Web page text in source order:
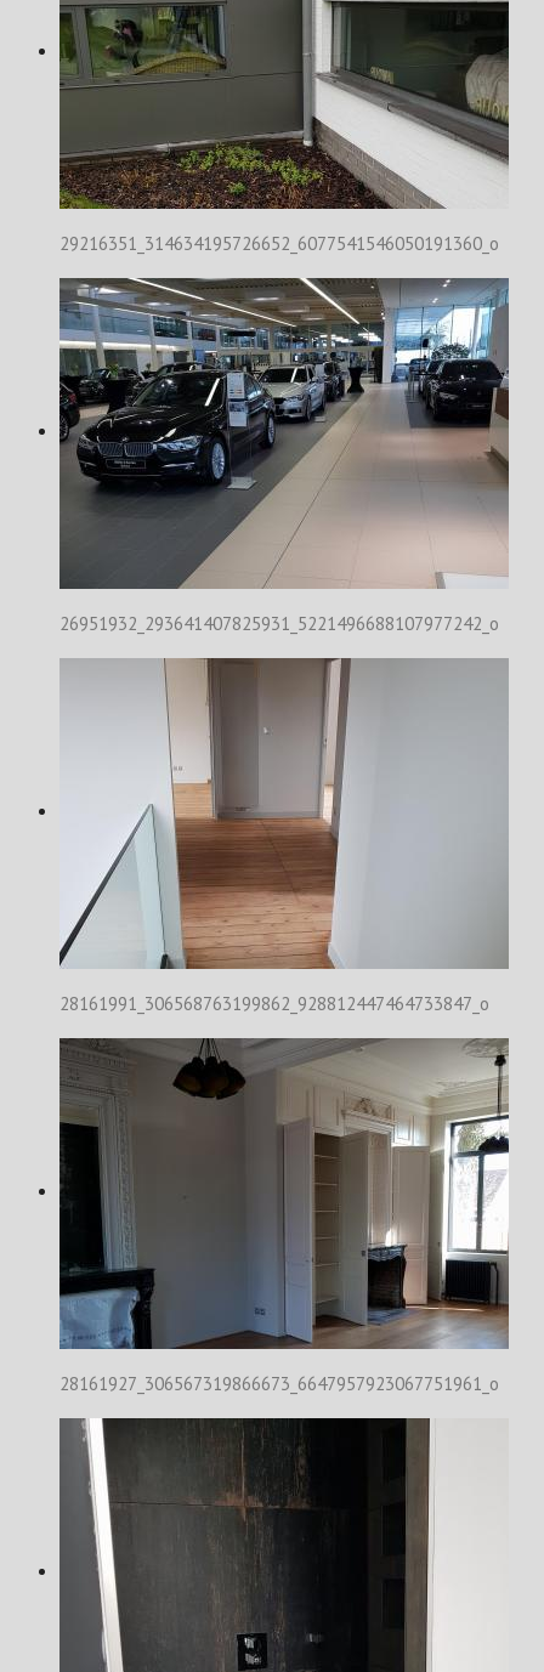
29216351_314634195726652_6077541546050191360_o
26951932_293641407825931_5221496688107977242_o
28161991_306568763199862_928812447464733847_o
28161927_306567319866673_6647957923067751961_o